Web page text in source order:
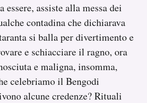
essere, assiste alla messa dei
contadina che dichiarava
si balla per divertimento e
e schiacciare il ragno, ora
e maligna, insomma,
celebriamo il Bengodi
alcune credenze? Rituali